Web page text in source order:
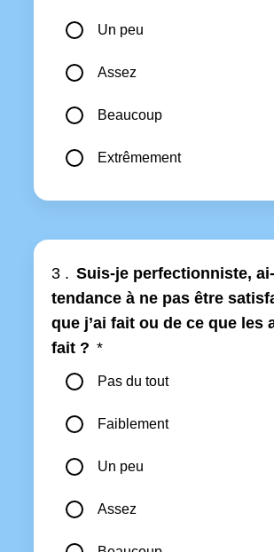
Un peu
Assez
Beaucoup
Extrêmement
3 . Suis-je perfectionniste,
tendance à ne pas être
que j’ai fait ou de ce que les
fait ? *
Pas du tout
Faiblement
Un peu
Assez